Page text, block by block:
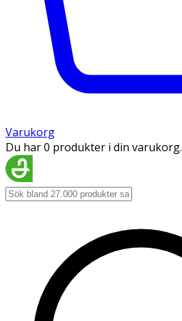
Varukorg
Du har 0 produkter i din varukorg.